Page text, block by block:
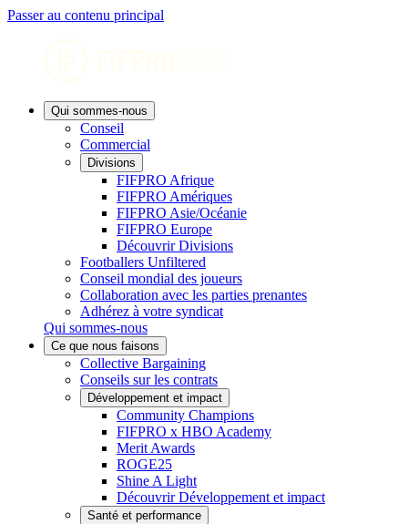
Passer au contenu principal
Qui sommes-nous
Conseil
Commercial
Divisions
FIFPRO Afrique
FIFPRO Amériques
FIFPRO Asie/Océanie
FIFPRO Europe
Découvrir Divisions
Footballers Unfiltered
Conseil mondial des joueurs
Collaboration avec les parties prenantes
Adhérez à votre syndicat
Qui sommes-nous
Ce que nous faisons
Collective Bargaining
Conseils sur les contrats
Développement et impact
Community Champions
FIFPRO x HBO Academy
Merit Awards
ROGE25
Shine A Light
Découvrir Développement et impact
Santé et performance